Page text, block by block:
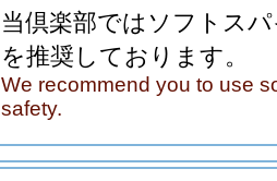
当倶楽部ではソフトス
を推奨しております。
We recommend you to use
safety.